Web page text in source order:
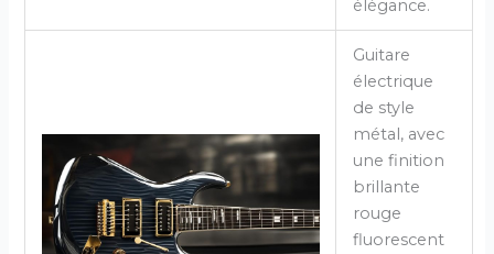
élégance.
Guitare
électrique
de style
métal, avec
une finition
brillante
rouge
fluorescent